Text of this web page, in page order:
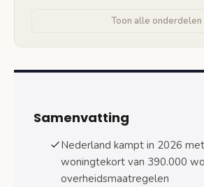
Maximale
kopers
Impact op
Overdrachtsbelasting:
woningmarkt
Toon alle onderdelen
Samenvatting
Nederland kampt in 2026
woningtekort van 390.000
overheidsmaatregelen